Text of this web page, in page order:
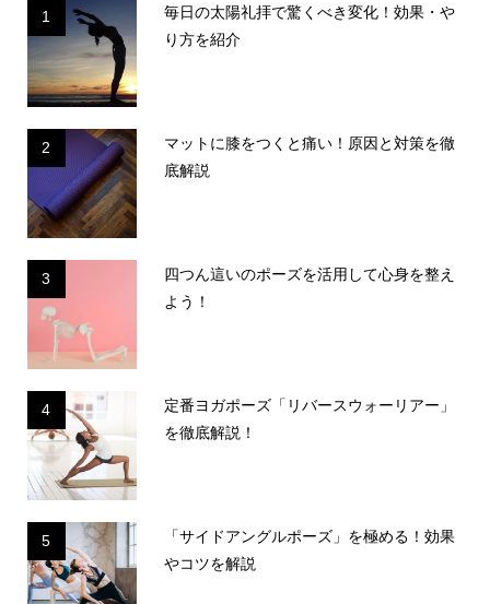
1
毎日の太陽礼拝で驚くべき変化！効果・や
り方を紹介
2
マットに膝をつくと痛い！原因と対策を徹
底解説
3
四つん這いのポーズを活用して心身を整え
よう！
4
定番ヨガポーズ「リバースウォーリアー」
を徹底解説！
5
「サイドアングルポーズ」を極める！効果
やコツを解説